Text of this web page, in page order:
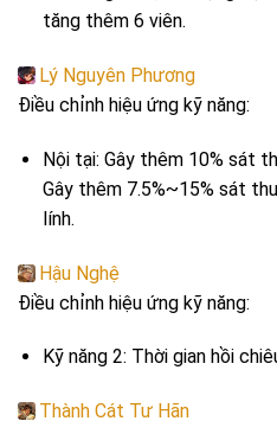
tăng thêm 6 viên.
Lý Nguyên Phương
Điều chỉnh hiệu ứng kỹ năng:
Nội tại: Gây thêm 10% sát
Gây thêm 7.5%~15% sát
lính.
Hậu Nghệ
Điều chỉnh hiệu ứng kỹ năng:
Kỹ năng 2: Thời gian hồi
Thành Cát Tư Hãn